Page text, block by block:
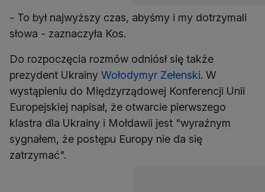
- To był najwyższy czas, abyśmy i my dotrzymali
słowa - zaznaczyła Kos.
Do rozpoczęcia rozmów odniósł się także
prezydent Ukrainy Wołodymyr Zełenski. W
wystąpieniu do Międzyrządowej Konferencji Unii
Europejskiej napisał, że otwarcie pierwszego
klastra dla Ukrainy i Mołdawii jest "wyraźnym
sygnałem, że postępu Europy nie da się
zatrzymać".